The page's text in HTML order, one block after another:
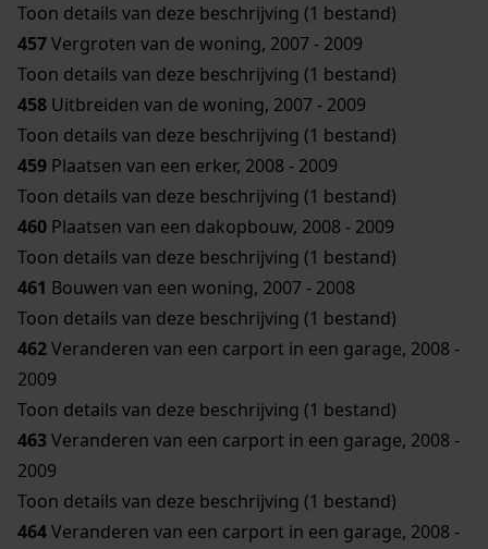
Toon details van deze beschrijving (1 bestand)
457Vergroten van de woning, 2007 - 2009
Toon details van deze beschrijving (1 bestand)
458 Uitbreiden van de woning, 2007 - 2009
Toon details van deze beschrijving (1 bestand)
459 Plaatsen van een erker, 2008 - 2009
Toon details van deze beschrijving (1 bestand)
460 Plaatsen van een dakopbouw, 2008 - 2009
Toon details van deze beschrijving (1 bestand)
461 Bouwen van een woning, 2007 - 2008
Toon details van deze beschrijving (1 bestand)
462Veranderen van een carport in een garage, 2008 -
2009
Toon details van deze beschrijving (1 bestand)
463Veranderen van een carport in een garage, 2008 -
2009
Toon details van deze beschrijving (1 bestand)
464Veranderen van een carport in een garage, 2008 -